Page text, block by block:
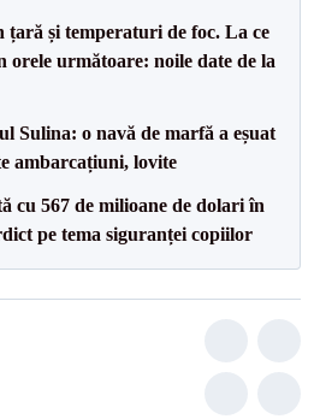
țară și temperaturi de foc. La ce
orele următoare: noile date de la
Sulina: o navă de marfă a eșuat
ambarcațiuni, lovite
cu 567 de milioane de dolari în
pe tema siguranței copiilor